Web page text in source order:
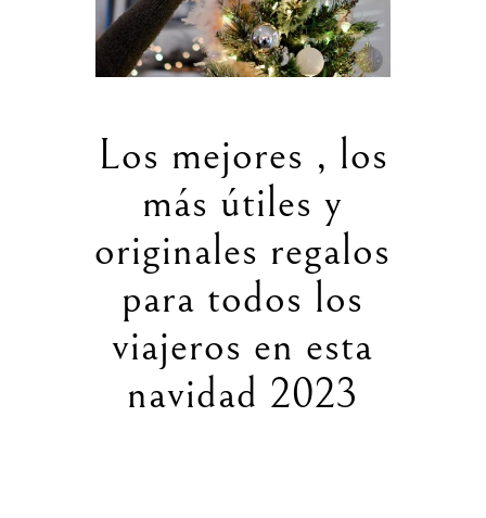
Los mejores , los
más útiles y
originales regalos
para todos los
viajeros en esta
navidad 2023